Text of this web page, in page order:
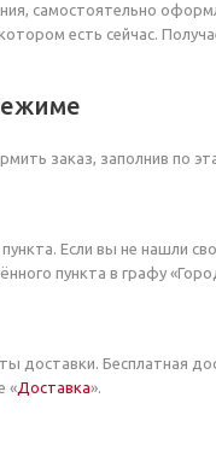
самостоятельно
есть сейчас.
заказ, заполнив по
Если вы не нашли
пункта в графу
доставки. Бесплатная
«Доставка».